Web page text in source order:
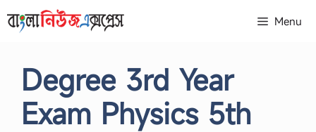
to
Menu
Degree 3rd Year
Exam Physics 5th